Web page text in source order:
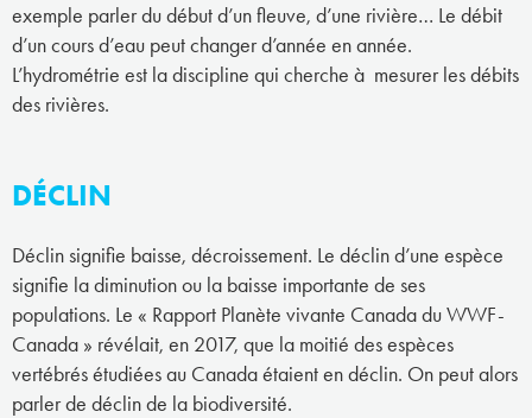
exemple parler du début d’un fleuve, d’une rivière… Le débit
d’un cours d’eau peut changer d’année en année.
L’hydrométrie est la discipline qui cherche à mesurer les débits
des rivières.
DÉCLIN
Déclin signifie baisse, décroissement. Le déclin d’une espèce
signifie la diminution ou la baisse importante de ses
populations. Le « Rapport Planète vivante Canada du WWF-
Canada » révélait, en 2017, que la moitié des espèces
vertébrés étudiées au Canada étaient en déclin. On peut alors
parler de déclin de la biodiversité.